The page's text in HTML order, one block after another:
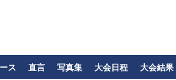
ス 直言 写真集 大会日程 大会結果